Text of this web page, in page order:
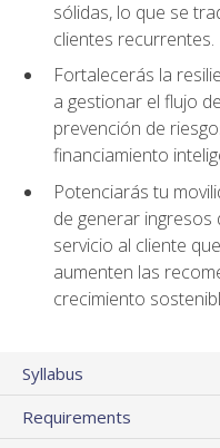
sólidas, lo que se
clientes recurrentes.
Fortalecerás la
a gestionar el flujo
prevención de
financiamiento
Potenciarás tu
de generar
servicio al cliente
aumenten las
crecimiento
Syllabus
Requirements